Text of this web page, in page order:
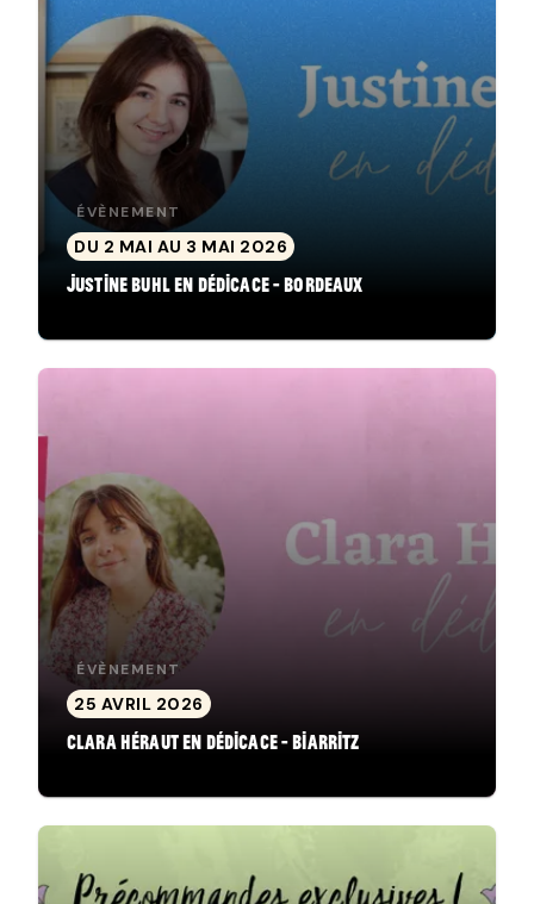
ÉVÈNEMENT
DU 2 MAI AU 3 MAI 2026
Justine Buhl en dédicace - Bordeaux
ÉVÈNEMENT
25 AVRIL 2026
Clara Héraut en dédicace - Biarritz